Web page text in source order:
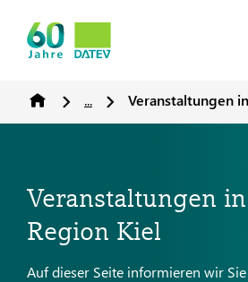
... Veranstaltungen
Veranstaltungen
Region Kiel
Auf dieser Seite informieren wir